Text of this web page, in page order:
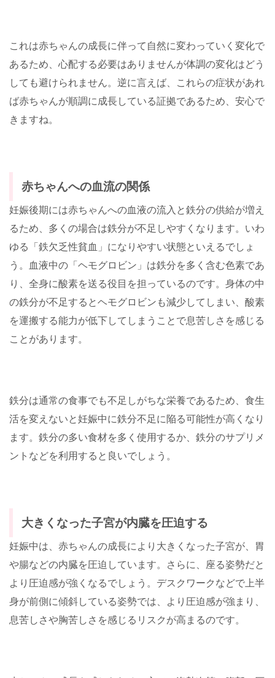
これは赤ちゃんの成長に伴って自然に変わっていく変化で
あるため、心配する必要はありませんが体調の変化はどう
しても避けられません。逆に言えば、これらの症状があれ
ば赤ちゃんが順調に成長している証拠であるため、安心で
きますね。
赤ちゃんへの血流の関係
妊娠後期には赤ちゃんへの血液の流入と鉄分の供給が増え
るため、多くの場合は鉄分が不足しやすくなります。いわ
ゆる「鉄欠乏性貧血」になりやすい状態といえるでしょ
う。血液中の「ヘモグロビン」は鉄分を多く含む色素であ
り、全身に酸素を送る役目を担っているのです。身体の中
の鉄分が不足するとヘモグロビンも減少してしまい、酸素
を運搬する能力が低下してしまうことで息苦しさを感じる
ことがあります。
鉄分は通常の食事でも不足しがちな栄養であるため、食生
活を変えないと妊娠中に鉄分不足に陥る可能性が高くなり
ます。鉄分の多い食材を多く使用するか、鉄分のサプリメ
ントなどを利用すると良いでしょう。
大きくなった子宮が内臓を圧迫する
妊娠中は、赤ちゃんの成長により大きくなった子宮が、胃
や腸などの内臓を圧迫しています。さらに、座る姿勢だと
より圧迫感が強くなるでしょう。デスクワークなどで上半
身が前側に傾斜している姿勢では、より圧迫感が強まり、
息苦しさや胸苦しさを感じるリスクが高まるのです。